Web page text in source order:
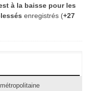
à la baisse pour les
enregistrés (+27